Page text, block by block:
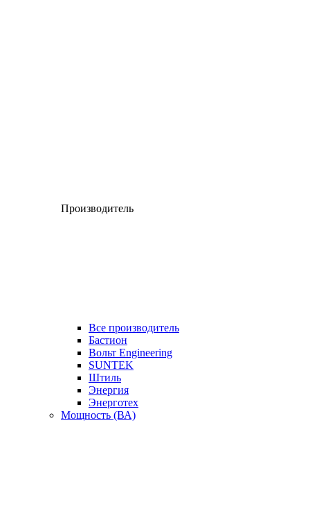
Производитель
Все производитель
Бастион
Вольт Engineering
SUNTEK
Штиль
Энергия
Энерготех
Мощность (ВА)